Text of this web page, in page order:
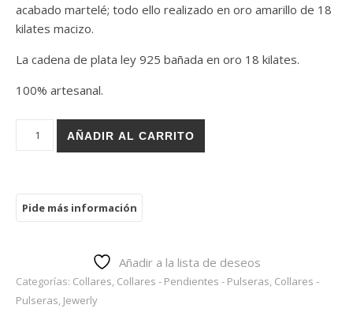
acabado martelé; todo ello realizado en oro amarillo de 18
kilates macizo.
La cadena de plata ley 925 bañada en oro 18 kilates.
100% artesanal.
Colgante Flor Irregular Oro 18k cantidad
AÑADIR AL CARRITO
Añadir a la lista de deseos
Categorías: Collares, Collares - Pendientes - Pulseras, Collares -
Pulseras, Jewerly